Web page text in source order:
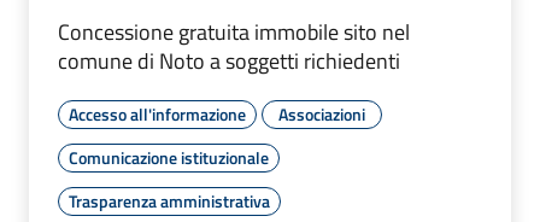
Concessione gratuita immobile sito nel
comune di Noto a soggetti richiedenti
Accesso all'informazione
Associazioni
Comunicazione istituzionale
Trasparenza amministrativa